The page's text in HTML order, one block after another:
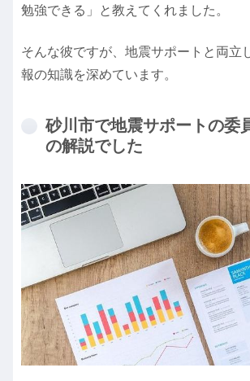
勉強できる」と教えてくれました。
そんな彼ですが、地震サポートと両立
報の知識を深めています。
砂川市で地震サポートの委
の解説でした